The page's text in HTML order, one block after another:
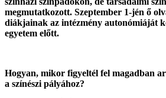
megmutatkozott. Szeptember 1-jén ő
diákjainak az intézmény autonómiáját
egyetem előtt.
Hogyan, mikor figyeltél fel magadban
a színészi pályához?